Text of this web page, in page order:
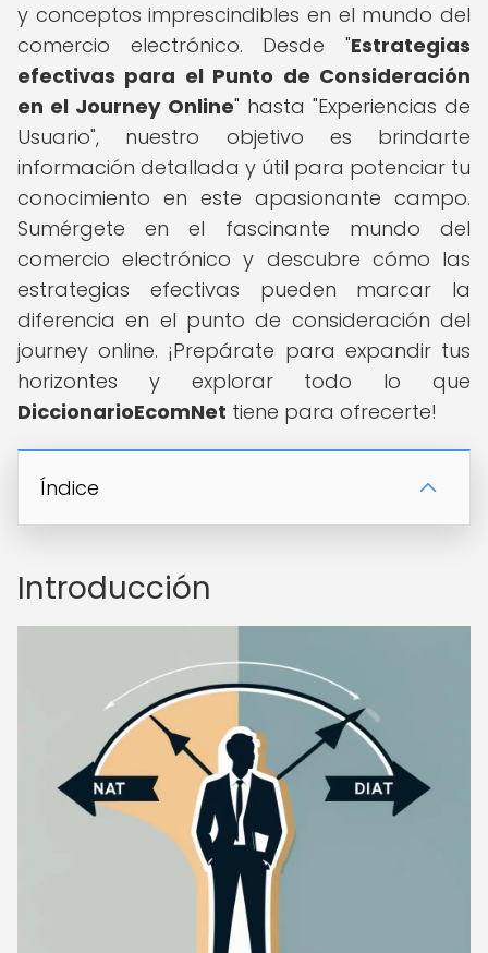
y conceptos imprescindibles en el mundo del
comercio electrónico. Desde "Estrategias
efectivas para el Punto de Consideración
en el Journey Online" hasta "Experiencias de
Usuario", nuestro objetivo es brindarte
información detallada y útil para potenciar tu
conocimiento en este apasionante campo.
Sumérgete en el fascinante mundo del
comercio electrónico y descubre cómo las
estrategias efectivas pueden marcar la
diferencia en el punto de consideración del
journey online. ¡Prepárate para expandir tus
horizontes y explorar todo lo que
DiccionarioEcomNet tiene para ofrecerte!
Índice
Introducción